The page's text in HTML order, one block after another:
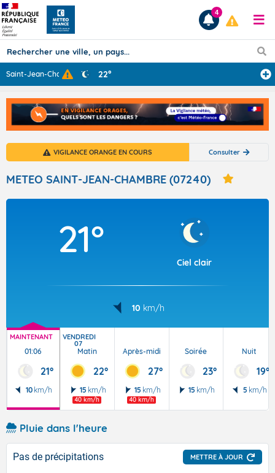
Prévisions
TOUS LES RÉSULTATS
Articles
4
Saint-Jean-Cham... 22°
VIGILANCE ORANGE EN COURS Consulter
METEO SAINT-JEAN-CHAMBRE (07240)
21°
Ciel clair
10 km/h
MAINTENANT
01:06
21°
10 km/h
VENDREDI
07
Matin
22°
15 km/h
40 km/h
Après-midi
27°
15 km/h
40 km/h
Soirée
23°
15 km/h
Nuit
19°
5 km/h
Pluie dans l'heure
Pas de précipitations METTRE À JOUR